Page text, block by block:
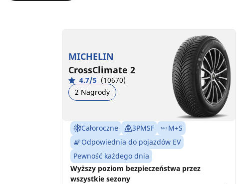
MICHELIN
CrossClimate 2
4.7/5 (10670)
2 Nagrody
Całoroczne 3PMSF
M+S
Odpowiednia do pojazdów EV
Pewność każdego dnia
Wyższy poziom bezpieczeństwa przez
wszystkie sezony